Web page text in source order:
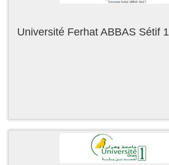
Université Ferhat ABBAS Sétif 1